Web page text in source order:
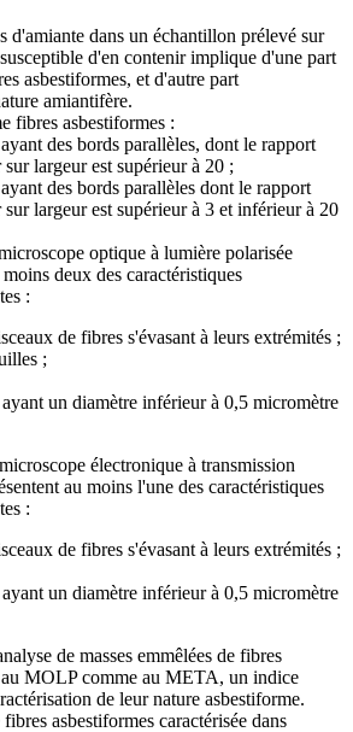
dans un échantillon prélevé sur
d'en contenir implique d'une part
asbestiformes, et d'autre part
amiantifère.
fibres asbestiformes :
des bords parallèles, dont le rapport
largeur est supérieur à 20 ;
des bords parallèles dont le rapport
largeur est supérieur à 3 et inférieur à 20
optique à lumière polarisée
deux des caractéristiques
:
de fibres s'évasant à leurs extrémités ;
;
un diamètre inférieur à 0,5 micromètre
électronique à transmission
au moins l'une des caractéristiques
:
de fibres s'évasant à leurs extrémités ;
un diamètre inférieur à 0,5 micromètre
de masses emmêlées de fibres
MOLP comme au META, un indice
de leur nature asbestiforme.
asbestiformes caractérisée dans